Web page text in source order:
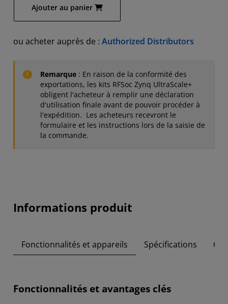
Ajouter au panier
ou acheter auprès de : Authorized Distributors
Remarque : En raison de la conformité des
exportations, les kits RFSoc Zynq UltraScale+
obligent l'acheteur à remplir une déclaration
d'utilisation finale avant de pouvoir procéder à
l'expédition. Les acheteurs recevront le
formulaire et les instructions lors de la saisie de
la commande.
Informations produit
Fonctionnalités et appareils Spécifications
Fonctionnalités et avantages clés